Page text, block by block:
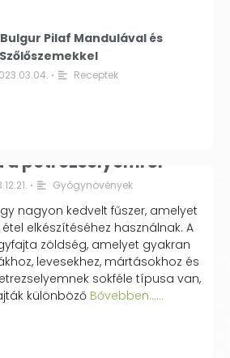
Pilaf Mandulával és
Szőlőszemekkel
• Receptek
a petrezselyemről
• Gyógynövények
nagyon kedvelt fűszer, amelyet
elkészítéséhez használnak. A
zöldség, amelyet gyakran
levesekhez, mártásokhoz és
sokféle típusa van,
különbözőBővebben...…